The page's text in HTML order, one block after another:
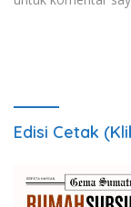
Edisi Cetak